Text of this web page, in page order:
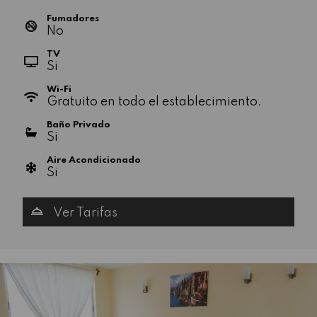
Fumadores
No
TV
Si
Wi-Fi
Gratuito en todo el establecimiento.
Baño Privado
Si
Aire Acondicionado
Si
Ver Tarifas